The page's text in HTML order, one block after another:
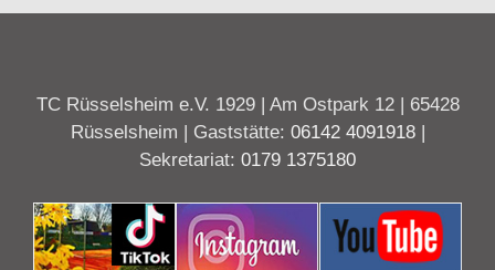
TC Rüsselsheim e.V. 1929 | Am Ostpark 12 | 65428
Rüsselsheim | Gaststätte: 06142 4091918|
Sekretariat: 0179 1375180